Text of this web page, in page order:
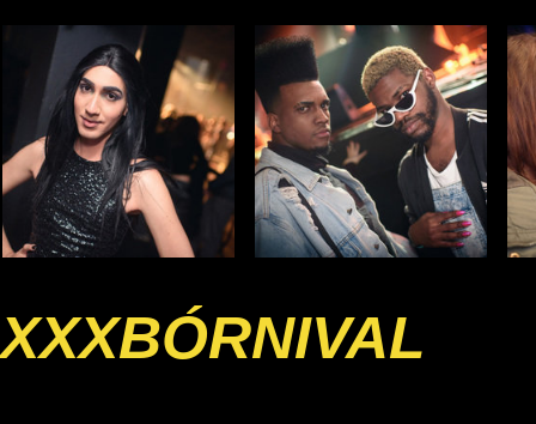
XXXBÓRNIVAL